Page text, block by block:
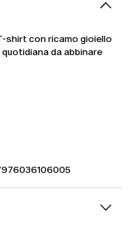
shirt con ricamo gioiello
da abbinare